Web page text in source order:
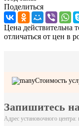
Поделиться
Цена действительна
отличаться от цен в
Стоимость
Запишитесь
Адрес установочного